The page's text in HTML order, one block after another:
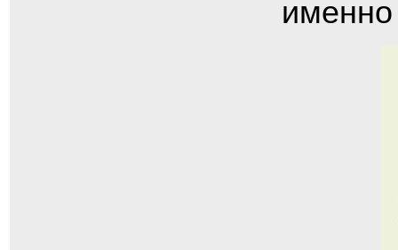
именно